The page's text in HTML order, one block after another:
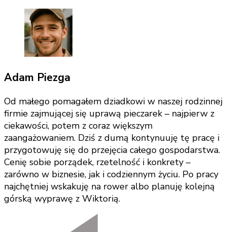
Adam Piezga
Od małego pomagałem dziadkowi w naszej rodzinnej
firmie zajmującej się uprawą pieczarek – najpierw z
ciekawości, potem z coraz większym
zaangażowaniem. Dziś z dumą kontynuuję tę pracę i
przygotowuję się do przejęcia całego gospodarstwa.
Cenię sobie porządek, rzetelność i konkrety –
zarówno w biznesie, jak i codziennym życiu. Po pracy
najchętniej wskakuję na rower albo planuję kolejną
górską wyprawę z Wiktorią.